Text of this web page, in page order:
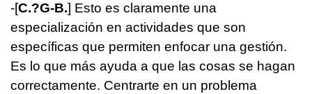
-[C.?G-B.] Esto es claramente una
especialización en actividades que son
específicas que permiten enfocar una gestión.
Es lo que más ayuda a que las cosas se hagan
correctamente. Centrarte en un problema